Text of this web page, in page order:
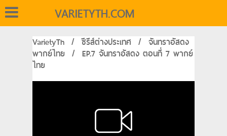
VARIETYTH.COM
VarietyTh / ซีรีส์ต่างประเทศ / จันทราอัสดง
พากย์ไทย / EP.7 จันทราอัสดง ตอนที่ 7 พากย์
ไทย